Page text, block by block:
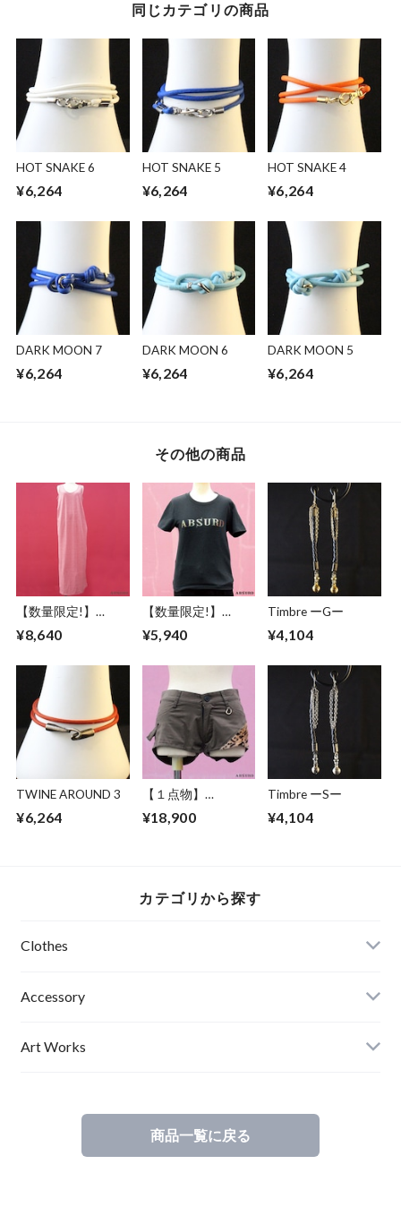
同じカテゴリの商品
HOT SNAKE 6
¥6,264
HOT SNAKE 5
¥6,264
HOT SNAKE 4
¥6,264
DARK MOON 7
¥6,264
DARK MOON 6
¥6,264
DARK MOON 5
¥6,264
その他の商品
【数量限定!】
キシ丈 スペード星
ード SUGAR RAY
¥8,640
【数量限定!】
オリジナルプリント
クグリーン 黒 アブ
サード LOGO-T1
¥5,940
Timbre ーGー
¥4,104
TWINE AROUND 3
¥6,264
【１点物】
パンツ レディース
¥18,900
Timbre ーSー
¥4,104
カテゴリから探す
Clothes
Mens
Ladies
Accessory
Art Works
商品一覧に戻る